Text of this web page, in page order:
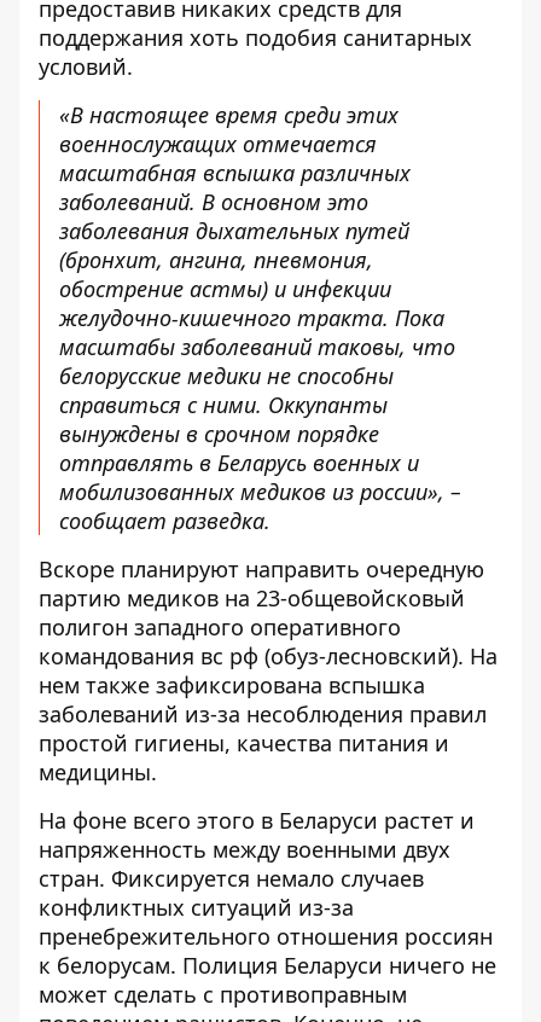
предоставив никаких средств для
поддержания хоть подобия санитарных
условий.
«В настоящее время среди этих
военнослужащих отмечается
масштабная вспышка различных
заболеваний. В основном это
заболевания дыхательных путей
(бронхит, ангина, пневмония,
обострение астмы) и инфекции
желудочно-кишечного тракта. Пока
масштабы заболеваний таковы, что
белорусские медики не способны
справиться с ними. Оккупанты
вынуждены в срочном порядке
отправлять в Беларусь военных и
мобилизованных медиков из россии», –
сообщает разведка.
Вскоре планируют направить очередную
партию медиков на 23-общевойсковый
полигон западного оперативного
командования вс рф (обуз-лесновский). На
нем также зафиксирована вспышка
заболеваний из-за несоблюдения правил
простой гигиены, качества питания и
медицины.
На фоне всего этого в Беларуси растет и
напряженность между военными двух
стран. Фиксируется немало случаев
конфликтных ситуаций из-за
пренебрежительного отношения россиян
к белорусам. Полиция Беларуси ничего не
может сделать с противоправным